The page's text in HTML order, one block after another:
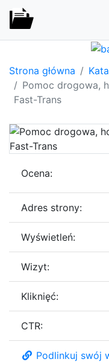
Strona główna
Pomoc drogowa,
Fast-Trans
Ocena:
Adres strony:
Wyświetleń:
Wizyt:
Kliknięć:
CTR:
Podlinkuj swój